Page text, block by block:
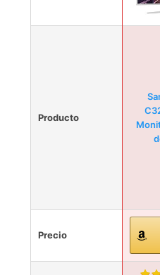
Producto
Precio